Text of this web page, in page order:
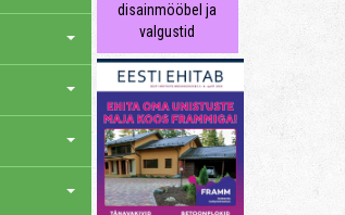
disainmööbel ja
valgustid